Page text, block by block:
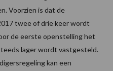
Voorzien is dat de
twee of drie keer wordt
de eerste openstelling het
lager wordt vastgesteld.
kan een